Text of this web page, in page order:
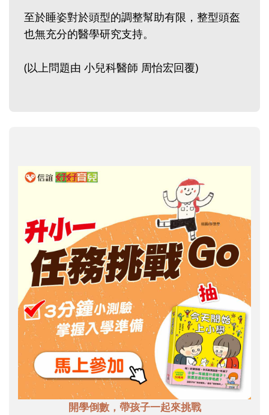
至於睡姿對於頭型的調整幫助有限，整型頭盔
也無充分的醫學研究支持。
(以上問題由 小兒科醫師 周怡宏回覆)
開學倒數，帶孩子一起來挑戰